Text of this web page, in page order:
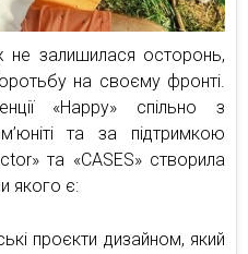
не залишилася осторонь,
на своєму фронті.
«Happy» спільно з
та за підтримкою
та «CASES» створила
якого є:
проєкти дизайном, який